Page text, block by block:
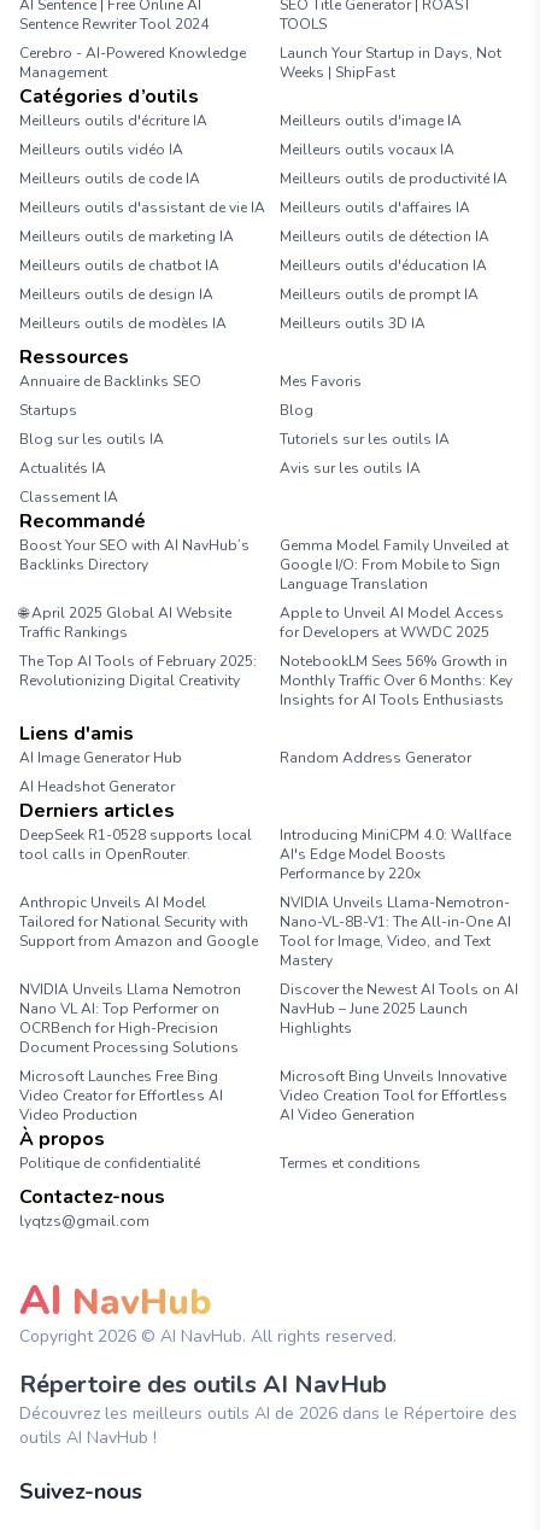
AI Sentence | Free Online AI
Sentence Rewriter Tool 2024
SEO Title Generator | ROAST
TOOLS
Cerebro - AI-Powered Knowledge
Management
Launch Your Startup in Days, Not
Weeks | ShipFast
Catégories d’outils
Meilleurs outils d'écriture IA
Meilleurs outils d'image IA
Meilleurs outils vidéo IA
Meilleurs outils vocaux IA
Meilleurs outils de code IA
Meilleurs outils de productivité IA
Meilleurs outils d'assistant de vie IA
Meilleurs outils d'affaires IA
Meilleurs outils de marketing IA
Meilleurs outils de détection IA
Meilleurs outils de chatbot IA
Meilleurs outils d'éducation IA
Meilleurs outils de design IA
Meilleurs outils de prompt IA
Meilleurs outils de modèles IA
Meilleurs outils 3D IA
Ressources
Annuaire de Backlinks SEO
Mes Favoris
Startups
Blog
Blog sur les outils IA
Tutoriels sur les outils IA
Actualités IA
Avis sur les outils IA
Classement IA
Recommandé
Boost Your SEO with AI NavHub’s
Backlinks Directory
Gemma Model Family Unveiled at
Google I/O: From Mobile to Sign
Language Translation
🌐 April 2025 Global AI Website
Traffic Rankings
Apple to Unveil AI Model Access
for Developers at WWDC 2025
The Top AI Tools of February 2025:
Revolutionizing Digital Creativity
NotebookLM Sees 56% Growth in
Monthly Traffic Over 6 Months: Key
Insights for AI Tools Enthusiasts
Liens d'amis
AI Image Generator Hub
Random Address Generator
AI Headshot Generator
Derniers articles
DeepSeek R1-0528 supports local
tool calls in OpenRouter.
Introducing MiniCPM 4.0: Wallface
AI's Edge Model Boosts
Performance by 220x
Anthropic Unveils AI Model
Tailored for National Security with
Support from Amazon and Google
NVIDIA Unveils Llama-Nemotron-
Nano-VL-8B-V1: The All-in-One AI
Tool for Image, Video, and Text
Mastery
NVIDIA Unveils Llama Nemotron
Nano VL AI: Top Performer on
OCRBench for High-Precision
Document Processing Solutions
Discover the Newest AI Tools on AI
NavHub – June 2025 Launch
Highlights
Microsoft Launches Free Bing
Video Creator for Effortless AI
Video Production
Microsoft Bing Unveils Innovative
Video Creation Tool for Effortless
AI Video Generation
À propos
Politique de confidentialité Termes et conditions
Contactez-nous
lyqtzs@gmail.com
AI NavHub
Copyright 2026 © AI NavHub. All rights reserved.
Répertoire des outils AI NavHub
Découvrez les meilleurs outils AI de 2026 dans le Répertoire des
outils AI NavHub !
Suivez-nous